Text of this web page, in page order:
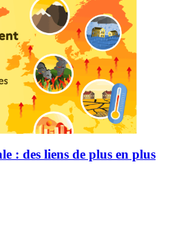
: des liens de plus en plus